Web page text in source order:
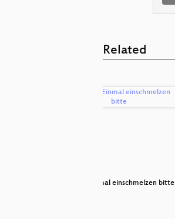
Related
CR242: Einmal einschmelzen bitte